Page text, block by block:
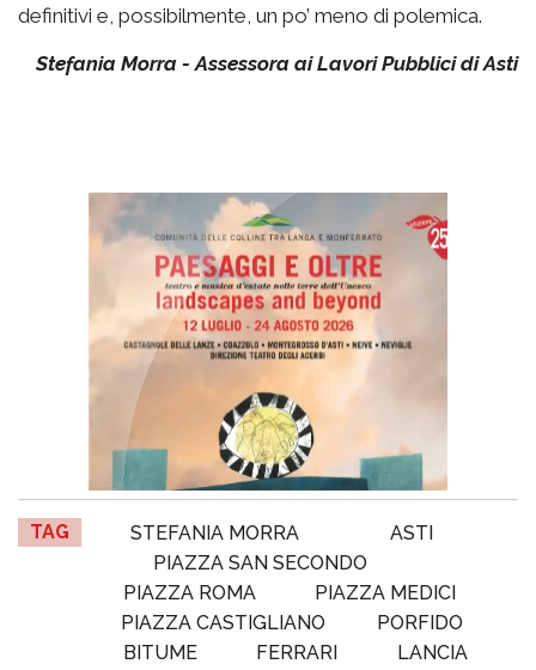
definitivi e, possibilmente, un po’ meno di polemica.
Stefania Morra - Assessora ai Lavori Pubblici di Asti
TAG STEFANIA MORRA
ASTI
PIAZZA SAN SECONDO
PIAZZA ROMA
PIAZZA MEDICI
PIAZZA CASTIGLIANO
PORFIDO
BITUME
FERRARI LANCIA